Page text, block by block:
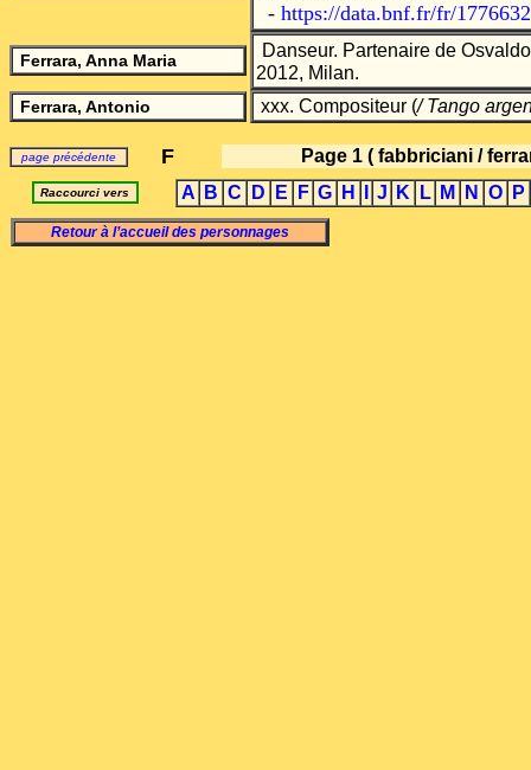
- https://data.bnf.fr/fr/
Ferrara, Anna Maria
Danseur. Partenaire de
2012, Milan.
Ferrara, Antonio xxx. Compositeur (/ Tango
page précédente F Page 1( fabbriciani /
Raccourci vers A B C D E F G H J K L M N O P
Retour à l’accueil des personnages